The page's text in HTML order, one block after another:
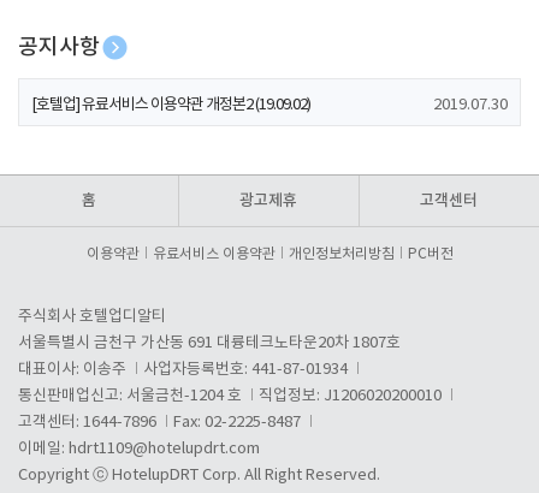
공지사항
[호텔업] 개인정보 처리방침 개정본1 (19.09.02)
[호텔업] 유료서비스 이용약관 개정본2 (19.09.02) 2019.07.30
홈 광고제휴 고객센터
이용약관 유료서비스 이용약관 개인정보처리방침 PC버전
주식회사 호텔업디알티
서울특별시 금천구 가산동 691 대륭테크노타운20차 1807호
대표이사: 이송주
사업자등록번호: 441-87-01934
통신판매업신고: 서울금천-1204 호
직업정보: J1206020200010
고객센터: 1644-7896
Fax: 02-2225-8487
이메일: hdrt1109@hotelupdrt.com
Copyright ⓒ HotelupDRT Corp. All Right Reserved.